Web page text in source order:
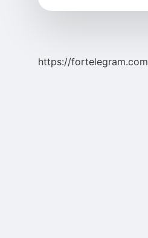
https://fortelegram.com